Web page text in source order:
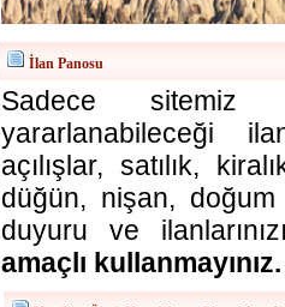
İlan Panosu
Sadece sitemiz
yararlanabileceği
açılışlar, satılık,
düğün, nişan,
duyuru ve
amaçlı kullanmayınız.